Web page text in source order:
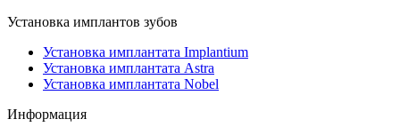
Установка имплантов зубов
Установка имплантата Implantium
Установка имплантата Astra
Установка имплантата Nobel
Информация